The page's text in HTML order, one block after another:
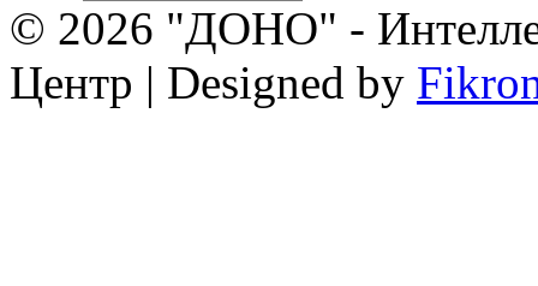
© 2026 "ДОНО" -
Центр | Designed by